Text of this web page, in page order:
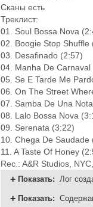
Сканы есть
Треклист:
01. Soul Bossa Nova
02. Boogie Stop Shuffle
03. Desafinado (2:57)
04. Manha De Carnaval
05. Se E Tarde Me
06. On The Street
07. Samba De Una
08. Lalo Bossa Nova
09. Serenata (3:22)
10. Chega De Saudade
11. A Taste Of Honey
Rec.: A&R Studios,
Показать: Лог
Показать: